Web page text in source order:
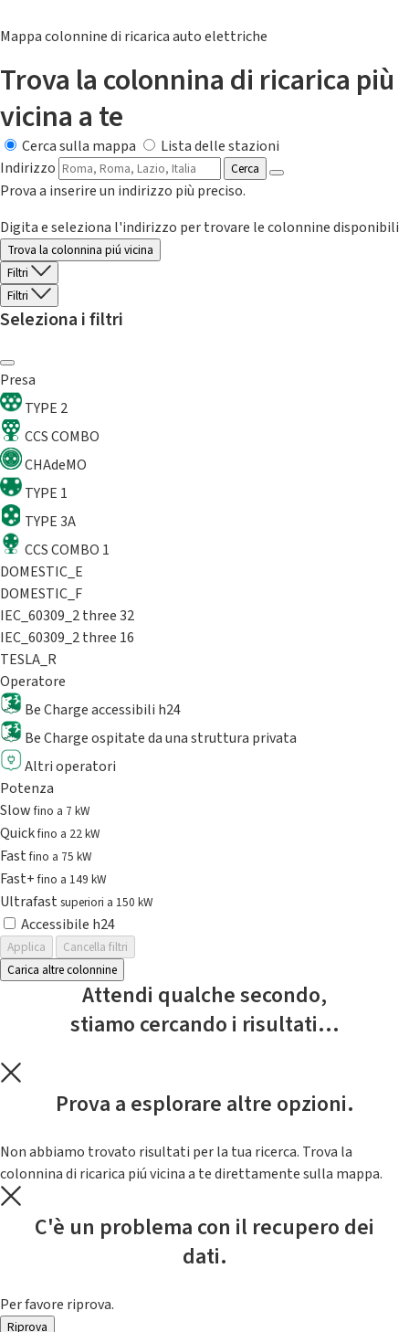
Mappa colonnine di ricarica auto elettriche
Trova la colonnina di ricarica più
vicina a te
Cerca sulla mappa
Lista delle stazioni
Indirizzo
Cerca
Prova a inserire un indirizzo più preciso.
Digita e seleziona l'indirizzo per trovare le colonnine disponibili
Trova la colonnina piú vicina
Filtri
Filtri
Seleziona i filtri
Presa
TYPE 2
CCS COMBO
CHAdeMO
TYPE 1
TYPE 3A
CCS COMBO 1
DOMESTIC_E
DOMESTIC_F
IEC_60309_2 three 32
IEC_60309_2 three 16
TESLA_R
Operatore
Be Charge accessibili h24
Be Charge ospitate da una struttura privata
Altri operatori
Potenza
Slowfino a 7 kW
Quickfino a 22 kW
Fastfino a 75 kW
Fast+fino a 149 kW
Ultrafast superiori a 150 kW
Accessibile h24
Applica
Cancella filtri
Carica altre colonnine
Attendi qualche secondo,
stiamo cercando i risultati...
Prova a esplorare altre opzioni.
Non abbiamo trovato risultati per la tua ricerca. Trova la
colonnina di ricarica piú vicina a te direttamente sulla mappa.
C'è un problema con il recupero dei
dati.
Per favore riprova.
Riprova